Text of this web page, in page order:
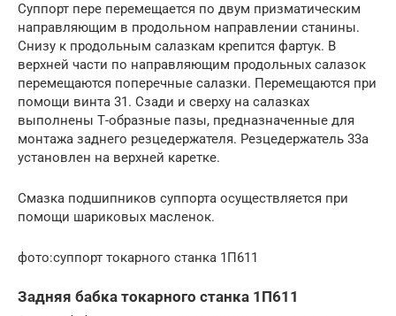
Суппорт пере перемещается по двум призматическим
направляющим в продольном направлении станины.
Снизу к продольным салазкам крепится фартук. В
верхней части по направляющим продольных салазок
перемещаются поперечные салазки. Перемещаются при
помощи винта 31. Сзади и сверху на салазках
выполнены Т-образные пазы, предназначенные для
монтажа заднего резцедержателя. Резцедержатель 33а
установлен на верхней каретке.
Смазка подшипников суппорта осуществляется при
помощи шариковых масленок.
фото:суппорт токарного станка 1П611
Задняя бабка токарного станка 1П611